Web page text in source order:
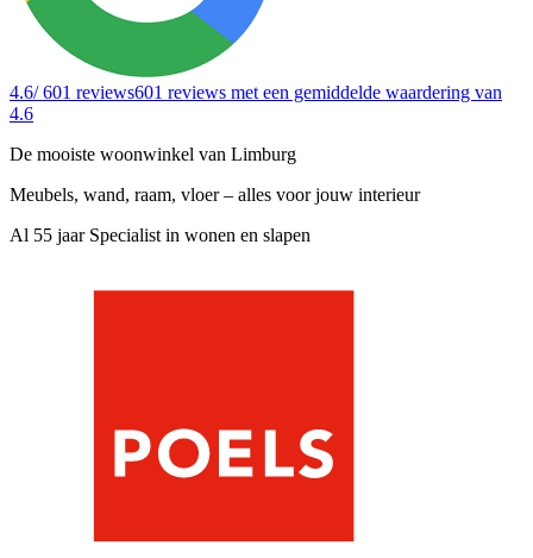
4.6/ 601 reviews601 reviews met een gemiddelde waardering van
4.6
De mooiste woonwinkel van Limburg
Meubels, wand, raam, vloer – alles voor jouw interieur
Al 55 jaar Specialist in wonen en slapen